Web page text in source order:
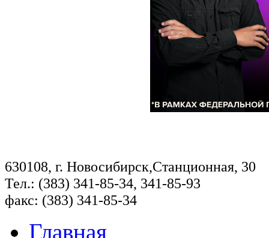
630108, г. Новосибирск,Станционная, 30
Тел.: (383) 341-85-34, 341-85-93
факс: (383) 341-85-34
Главная